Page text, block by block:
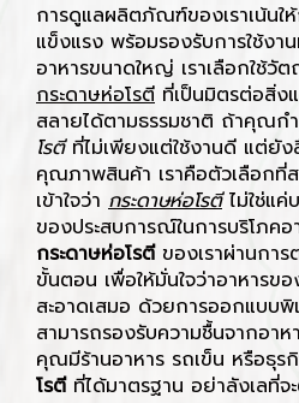
การดูแลผลิตภัณฑ์ของเราเน้นให้
แข็งแรง พร้อมรองรับการใช้งา
อาหารขนาดใหญ่ เราเลือกใช้วั
กระดาษห่อโรตี ที่เป็นมิตรต่อสิ่ง
สลายได้ตามธรรมชาติ ถ้าคุณก
โรตีที่ไม่เพียงแต่ใช้งานดี แต่ยัง
คุณภาพสินค้า เราคือตัวเลือกที่
เข้าใจว่า กระดาษห่อโรตีไม่ใช่แ
ของประสบการณ์ในการบริโภคอ
กระดาษห่อโรตี ของเราผ่านกา
ขั้นตอน เพื่อให้มั่นใจว่าอาหารข
สะอาดเสมอ ด้วยการออกแบบพิ
สามารถรองรับความชื้นจากอาห
คุณมีร้านอาหาร รถเข็น หรือธุร
โรตีที่ได้มาตรฐาน อย่าลังเลที่จ